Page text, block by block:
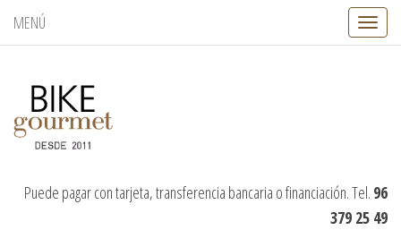
MENÚ
C
a
e
g
Puede pagar con tarjeta, transferencia bancaria o financiación. Tel. 96
379 25 49